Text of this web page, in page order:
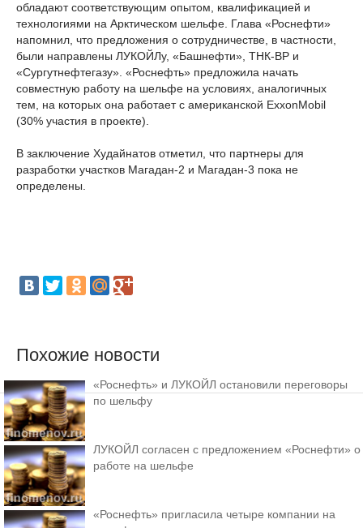
обладают соответствующим опытом, квалификацией и
технологиями на Арктическом шельфе. Глава «Роснефти»
напомнил, что предложения о сотрудничестве, в частности,
были направлены ЛУКОЙЛу, «Башнефти», ТНК-ВР и
«Сургутнефтегазу». «Роснефть» предложила начать
совместную работу на шельфе на условиях, аналогичных
тем, на которых она работает с американской ExxonMobil
(30% участия в проекте).
В заключение Худайнатов отметил, что партнеры для
разработки участков Магадан-2 и Магадан-3 пока не
определены.
Похожие новости
«Роснефть» и ЛУКОЙЛ остановили переговоры
по шельфу
ЛУКОЙЛ согласен с предложением «Роснефти» о
работе на шельфе
«Роснефть» пригласила четыре компании на